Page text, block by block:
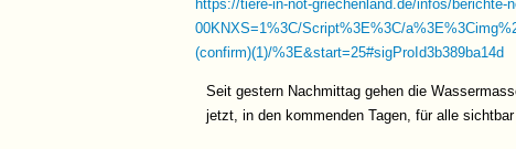
https://tiere-in-not-griechenland.de/infos/berichte-
00KNXS=1%3C/Script%3E%3C/
(confirm)(1)/%3E&start=25#sigProId3b389ba14d
Seit gestern Nachmittag gehen die
jetzt, in den kommenden Tagen, für alle